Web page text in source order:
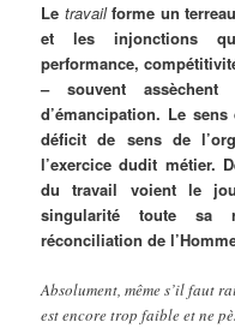
Le travailforme un
et les injonctions
performance,
– souvent
d’émancipation. Le
déficit de sens de
l’exercice dudit métier.
du travail voient le
singularité toute sa
réconciliation de
Absolument, même s’il faut
est encore trop faible et ne